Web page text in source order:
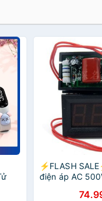
⚡️FLASH
điện áp AC